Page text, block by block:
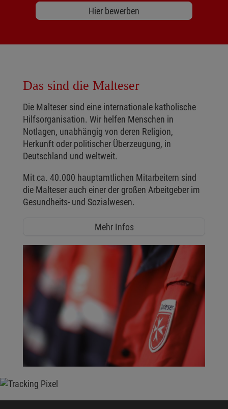
Hier bewerben
Das sind die Malteser
Die Malteser sind eine internationale katholische
Hilfsorganisation. Wir helfen Menschen in
Notlagen, unabhängig von deren Religion,
Herkunft oder politischer Überzeugung, in
Deutschland und weltweit.
Mit ca. 40.000 hauptamtlichen Mitarbeitern sind
die Malteser auch einer der großen Arbeitgeber im
Gesundheits- und Sozialwesen.
Mehr Infos